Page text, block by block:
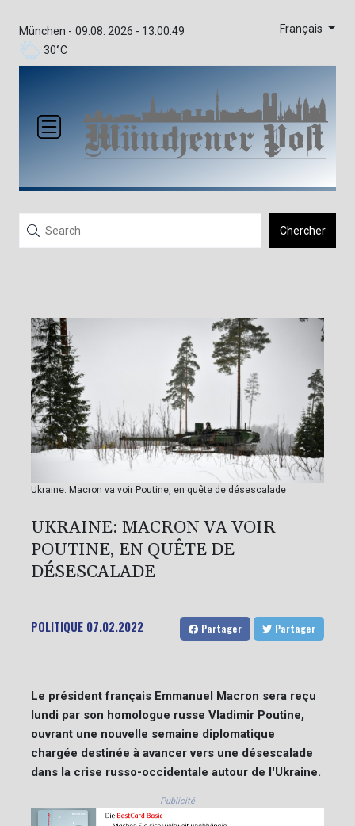
München -
30°C
09.08. 2026 - 13:00:49 Français
Chercher
Ukraine: Macron va voir Poutine, en quête de désescalade
UKRAINE: MACRON VA VOIR
POUTINE, EN QUÊTE DE
DÉSESCALADE
POLITIQUE 07.02.2022 Partager Partager
Le président français Emmanuel Macron sera reçu
lundi par son homologue russe Vladimir Poutine,
ouvrant une nouvelle semaine diplomatique
chargée destinée à avancer vers une désescalade
dans la crise russo-occidentale autour de l'Ukraine.
Publicité